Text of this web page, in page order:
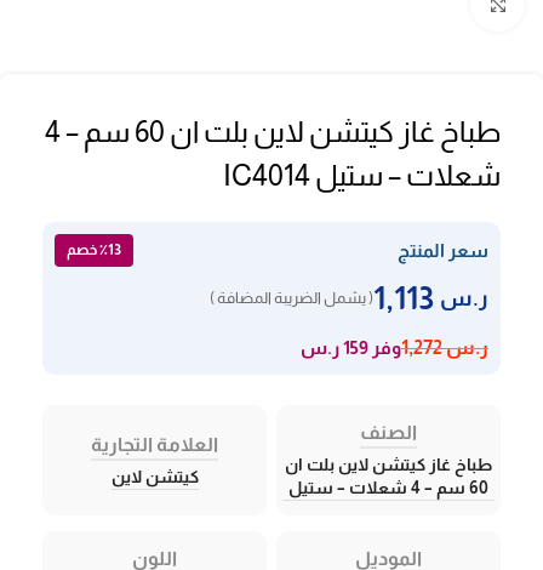
طباخ غاز كيتشن لاين بلت ان 60 سم – 4
شعلات – ستيل IC4014
سعر المنتج ٪13 خصم
ر.س ( يشمل الضريبة المضافة )
ر.س1,272 وفر 159 ر.س
الصنف
طباخ غاز كيتشن لاين بلت ان
60 سم – 4 شعلات – ستيل
العلامة التجارية
كيتشن لاين
الموديل اللون